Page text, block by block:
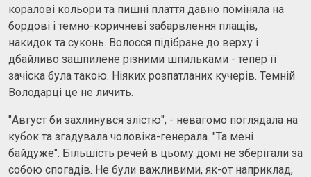
коралові кольори та пишні плаття давно поміняла на
бордові і темно-коричневі забарвлення плащів,
накидок та суконь. Волосся підібране до верху і
дбайливо зашпилене різними шпильками - тепер її
зачіска була такою. Ніяких розпатланих кучерів. Темній
Володарці це не личить.
"Август би захлинувся злістю", - невагомо поглядала на
кубок та згадувала чоловіка-генерала. "Та мені
байдуже". Більшість речей в цьому домі не зберігали за
собою спогадів. Не були важливими, як-от наприклад,